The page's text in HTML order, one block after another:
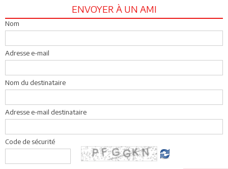
ENVOYER À UN AMI
Nom
Adresse e-mail
Nom du destinataire
Adresse e-mail destinataire
Code de sécurité